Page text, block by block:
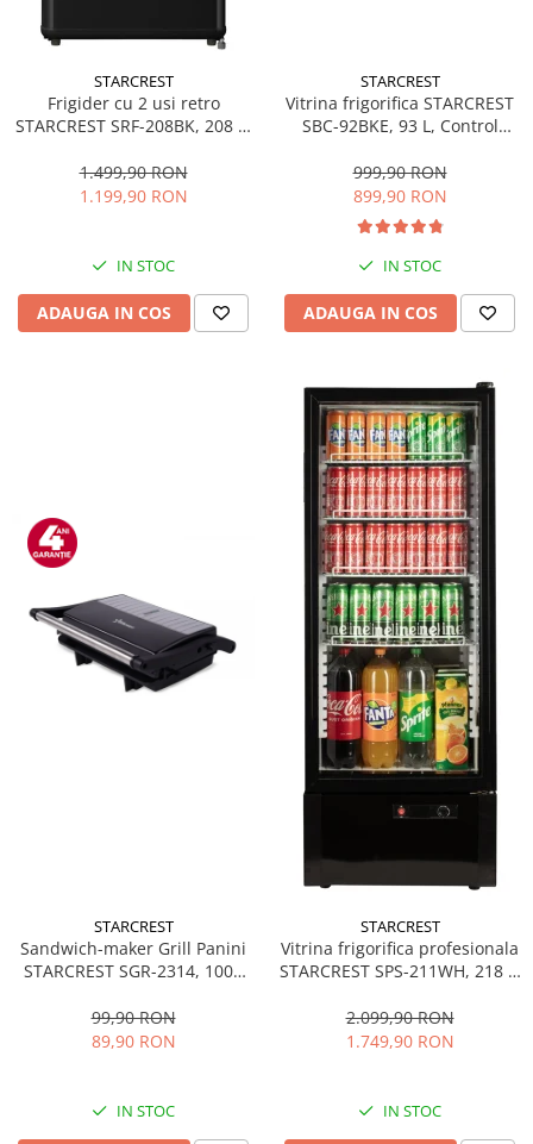
STARCREST
Frigider cu 2 usi retro
STARCREST SRF-208BK, 208 L,
Iluminare LED, Termostat
Reglabil, H 147 cm, Negru
1.499,90 RON
1.199,90 RON
IN STOC
ADAUGA IN COS
STARCREST
Vitrina frigorifica STARCREST
SBC-92BKE, 93 L, Control
83.2 cm, Negru
999,90 RON
899,90 RON
IN STOC
ADAUGA IN COS
STARCREST
Sandwich-maker Grill Panini
STARCREST SGR-2314, 1000
Deschidere 180°, Suprafata
de gatire 23 x 14 cm, Negru
99,90 RON
89,90 RON
IN STOC
STARCREST
Vitrina frigorifica profesionala
STARCREST SPS-211WH, 218 L,
LED, H 141 cm, Negru
2.099,90 RON
1.749,90 RON
IN STOC